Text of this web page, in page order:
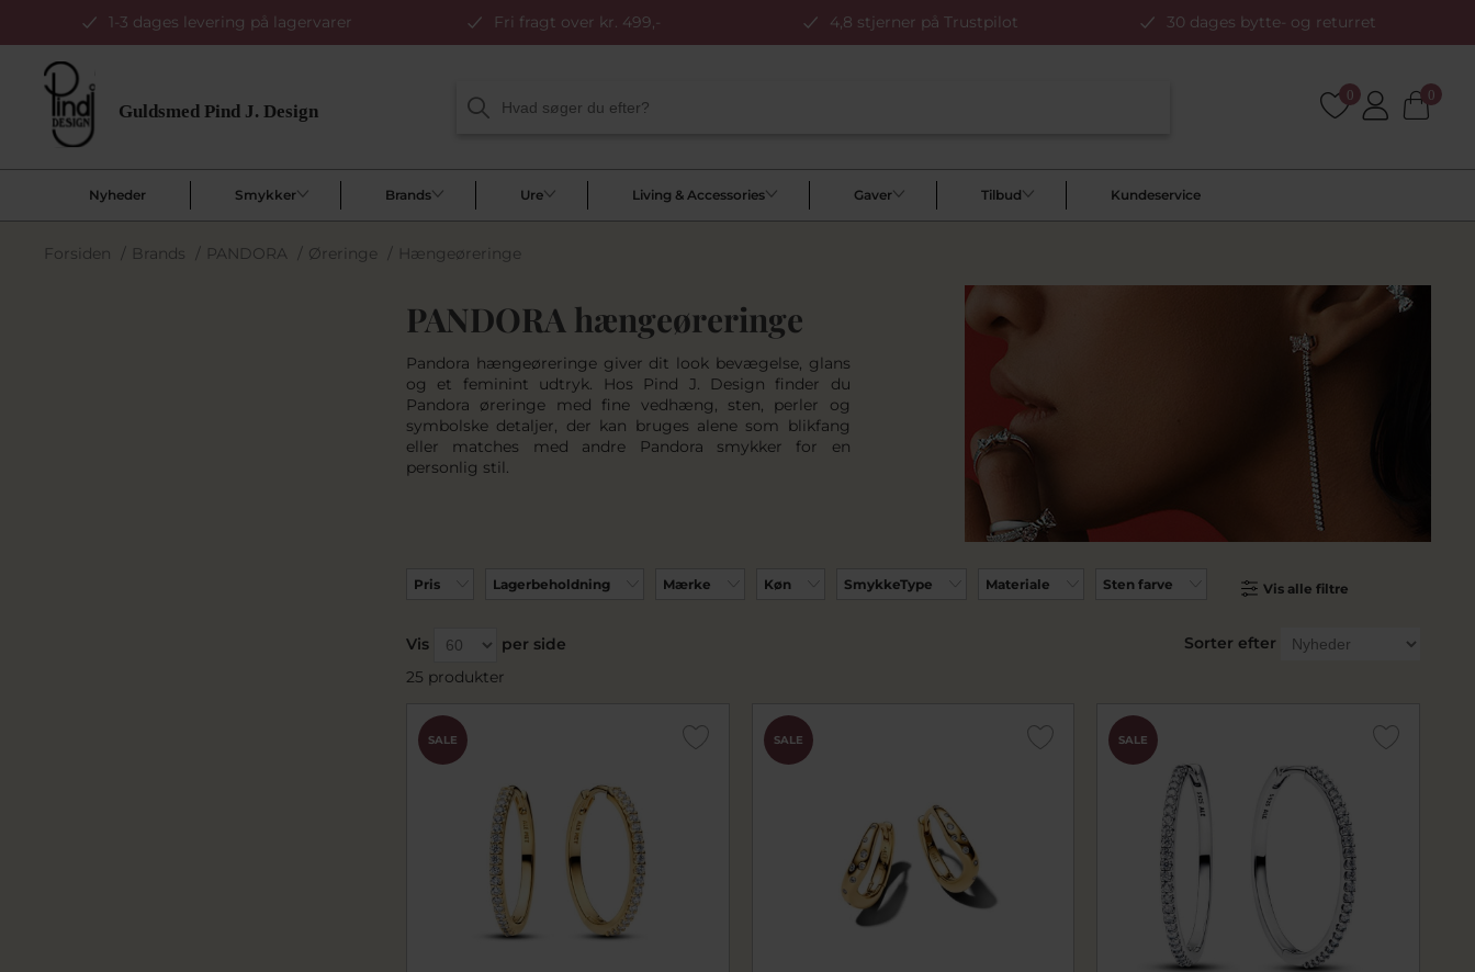
1-3 dages levering på lagervarer Fri fragt over kr. 499,- 4,8 stjerner på Trustpilot 30 dages bytte- og returret
0 0
Nyheder Smykker Brands Ure Living & Accessories Gaver Tilbud Kundeservice
Forsiden / Brands / PANDORA / Øreringe / Hængeøreringe
PANDORA hængeøreringe
Pandora hængeøreringe giver dit look bevægelse, glans
og et feminint udtryk. Hos Pind J. Design finder du
Pandora øreringe med fine vedhæng, sten, perler og
symbolske detaljer, der kan bruges alene som blikfang
eller matches med andre Pandora smykker for en
personlig stil.
Pris Lagerbeholdning Mærke Køn SmykkeType Materiale Sten farve Vis alle filtre
Sorter efter
Vis
per side
25 produkter
SALE SALE SALE